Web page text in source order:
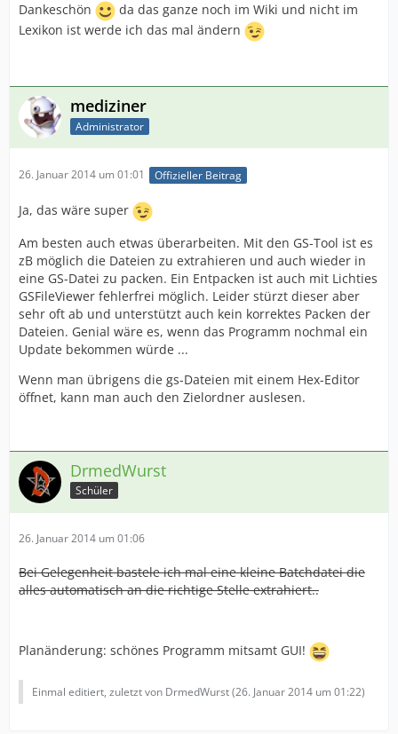
Dankeschön
da das ganze noch im Wiki und nicht im
Lexikon ist werde ich das mal ändern
mediziner
Administrator
26. Januar 2014 um 01:01 Offizieller Beitrag
Ja, das wäre super
Am besten auch etwas überarbeiten. Mit den GS-Tool ist es
zB möglich die Dateien zu extrahieren und auch wieder in
eine GS-Datei zu packen. Ein Entpacken ist auch mit Lichties
GSFileViewer fehlerfrei möglich. Leider stürzt dieser aber
sehr oft ab und unterstützt auch kein korrektes Packen der
Dateien. Genial wäre es, wenn das Programm nochmal ein
Update bekommen würde ...
Wenn man übrigens die gs-Dateien mit einem Hex-Editor
öffnet, kann man auch den Zielordner auslesen.
DrmedWurst
Schüler
26. Januar 2014 um 01:06
Bei Gelegenheit bastele ich mal eine kleine Batchdatei die
alles automatisch an die richtige Stelle extrahiert..
Planänderung: schönes Programm mitsamt GUI!
Einmal editiert, zuletzt von DrmedWurst (26. Januar 2014 um 01:22)